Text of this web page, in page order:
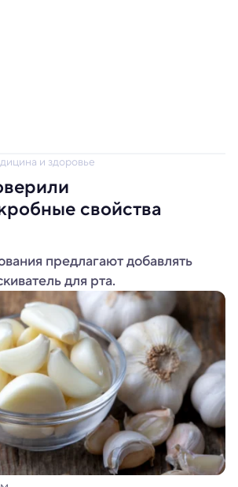
и здоровье
свойства
предлагают добавлять
для рта.